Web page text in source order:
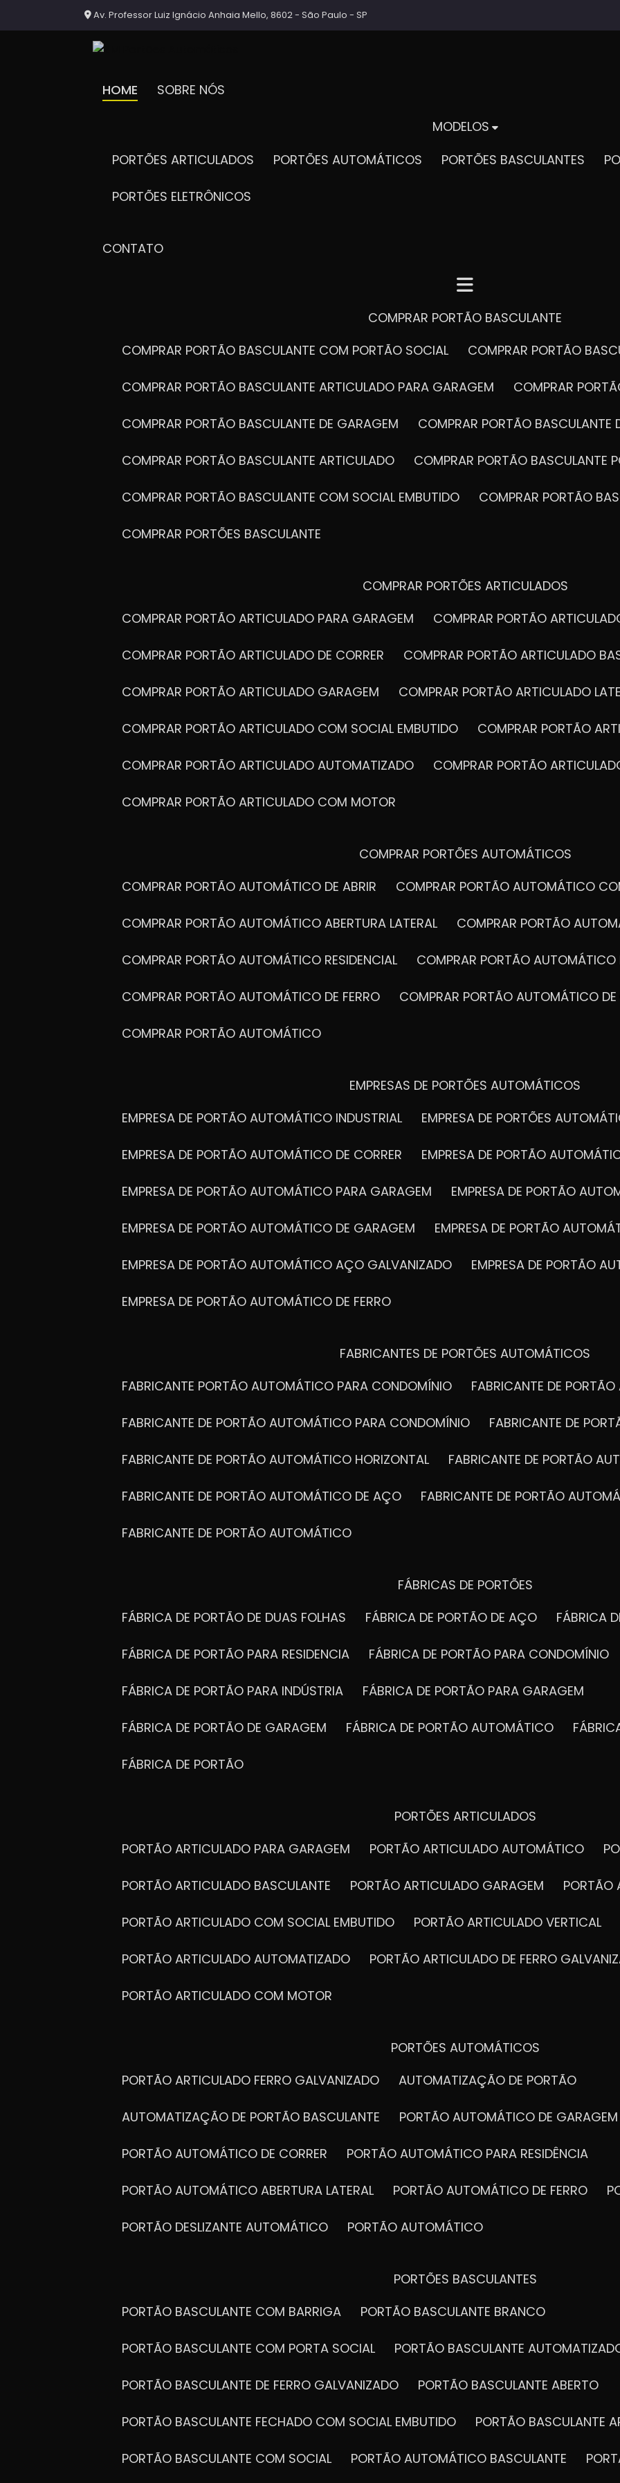
Av. Professor Luiz Ignácio Anhaia Mello, 8602 - São Paulo - SP
HOME SOBRE NÓS
MODELOS
PORTÕES ARTICULADOS
PORTÕES AUTOMÁTICOS PORTÕES BASCULANTES
PORTÕES ELETRÔNICOS
CONTATO
COMPRAR PORTÃO BASCULANTE
COMPRAR PORTÃO BASCULANTE COM PORTÃO SOCIAL
COMPRAR PORTÃO
COMPRAR PORTÃO BASCULANTE ARTICULADO PARA GARAGEM COMPRAR
COMPRAR PORTÃO BASCULANTE DE GARAGEM COMPRAR PORTÃO BASCULANTE
COMPRAR PORTÃO BASCULANTE ARTICULADO COMPRAR PORTÃO BASCULANTE
COMPRAR PORTÃO BASCULANTE COM SOCIAL EMBUTIDO COMPRAR PORTÃO
COMPRAR PORTÕES BASCULANTE
COMPRAR PORTÕES ARTICULADOS
COMPRAR PORTÃO ARTICULADO PARA GARAGEM
COMPRAR PORTÃO
COMPRAR PORTÃO ARTICULADO DE CORRER COMPRAR PORTÃO ARTICULADO
COMPRAR PORTÃO ARTICULADO GARAGEM COMPRAR PORTÃO ARTICULADO
COMPRAR PORTÃO ARTICULADO COM SOCIAL EMBUTIDO COMPRAR PORTÃO
COMPRAR PORTÃO ARTICULADO AUTOMATIZADO COMPRAR PORTÃO
COMPRAR PORTÃO ARTICULADO COM MOTOR
COMPRAR PORTÕES AUTOMÁTICOS
COMPRAR PORTÃO AUTOMÁTICO DE ABRIR
COMPRAR PORTÃO AUTOMÁTICO
COMPRAR PORTÃO AUTOMÁTICO ABERTURA LATERAL COMPRAR PORTÃO
COMPRAR PORTÃO AUTOMÁTICO RESIDENCIAL COMPRAR PORTÃO
COMPRAR PORTÃO AUTOMÁTICO DE FERRO COMPRAR PORTÃO AUTOMÁTICO DE
COMPRAR PORTÃO AUTOMÁTICO
EMPRESAS DE PORTÕES AUTOMÁTICOS
EMPRESA DE PORTÃO AUTOMÁTICO INDUSTRIAL
EMPRESA DE PORTÕES
EMPRESA DE PORTÃO AUTOMÁTICO DE CORRER EMPRESA DE PORTÃO
EMPRESA DE PORTÃO AUTOMÁTICO PARA GARAGEM EMPRESA DE PORTÃO
EMPRESA DE PORTÃO AUTOMÁTICO DE GARAGEM EMPRESA DE PORTÃO
EMPRESA DE PORTÃO AUTOMÁTICO AÇO GALVANIZADO EMPRESA DE PORTÃO
EMPRESA DE PORTÃO AUTOMÁTICO DE FERRO
FABRICANTES DE PORTÕES AUTOMÁTICOS
FABRICANTE PORTÃO AUTOMÁTICO PARA CONDOMÍNIO
FABRICANTE DE
FABRICANTE DE PORTÃO AUTOMÁTICO PARA CONDOMÍNIO FABRICANTE DE
FABRICANTE DE PORTÃO AUTOMÁTICO HORIZONTAL FABRICANTE DE PORTÃO
FABRICANTE DE PORTÃO AUTOMÁTICO DE AÇO FABRICANTE DE PORTÃO
FABRICANTE DE PORTÃO AUTOMÁTICO
FÁBRICAS DE PORTÕES
FÁBRICA DE PORTÃO DE DUAS FOLHAS
FÁBRICA DE PORTÃO DE AÇO FÁBRICA
FÁBRICA DE PORTÃO PARA RESIDENCIA FÁBRICA DE PORTÃO PARA CONDOMÍNIO
FÁBRICA DE PORTÃO PARA INDÚSTRIA FÁBRICA DE PORTÃO PARA GARAGEM
FÁBRICA DE PORTÃO DE GARAGEM FÁBRICA DE PORTÃO AUTOMÁTICO
FÁBRICA DE PORTÃO
PORTÕES ARTICULADOS
PORTÃO ARTICULADO PARA GARAGEM
PORTÃO ARTICULADO AUTOMÁTICO
PORTÃO ARTICULADO BASCULANTE PORTÃO ARTICULADO GARAGEM
PORTÃO ARTICULADO COM SOCIAL EMBUTIDO PORTÃO ARTICULADO VERTICAL
PORTÃO ARTICULADO AUTOMATIZADO PORTÃO ARTICULADO DE FERRO
PORTÃO ARTICULADO COM MOTOR
PORTÕES AUTOMÁTICOS
PORTÃO ARTICULADO FERRO GALVANIZADO
AUTOMATIZAÇÃO DE PORTÃO
AUTOMATIZAÇÃO DE PORTÃO BASCULANTE PORTÃO AUTOMÁTICO DE GARAGEM
PORTÃO AUTOMÁTICO DE CORRER PORTÃO AUTOMÁTICO PARA RESIDÊNCIA
PORTÃO AUTOMÁTICO ABERTURA LATERAL PORTÃO AUTOMÁTICO DE FERRO
PORTÃO DESLIZANTE AUTOMÁTICO PORTÃO AUTOMÁTICO
PORTÕES BASCULANTES
PORTÃO BASCULANTE COM BARRIGA
PORTÃO BASCULANTE BRANCO
PORTÃO BASCULANTE COM PORTA SOCIAL PORTÃO BASCULANTE
PORTÃO BASCULANTE DE FERRO GALVANIZADO PORTÃO BASCULANTE ABERTO
PORTÃO BASCULANTE FECHADO COM SOCIAL EMBUTIDO PORTÃO BASCULANTE
PORTÃO BASCULANTE COM SOCIAL PORTÃO AUTOMÁTICO BASCULANTE
QUALIFICADOS
Sobre nós
Com alta qualidade para atender a demanda de obras no
conta da excelência apresentada em cada um dos seus serviços,
Por que
de Portão?
Projetos
Atendimento rápido e
Parcelamos em até
Segurança e Qualidade
moderno. São indicados
materiais duráveis,
Para quem valoriza conforto e tecnologia, os portões automáticos da
ZM Portõessão a escolha certa. Com motores modernos e sistemas
dia. A empresa trabalha com diferentes modelos e tamanhos, sempre
AZM Portõesoferece
conhecido pelo sistema de
sem ocupar área interna ou
NOSSOSSERVIÇOS